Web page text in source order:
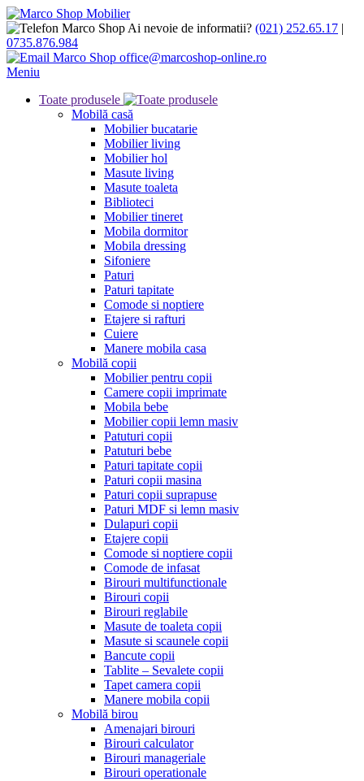
Ai nevoie de informatii? (021) 252.65.17 |
0735.876.984
office@marcoshop-online.ro
Meniu
Toate produsele
Mobilă casă
Mobilier bucatarie
Mobilier living
Mobilier hol
Masute living
Masute toaleta
Biblioteci
Mobilier tineret
Mobila dormitor
Mobila dressing
Sifoniere
Paturi
Paturi tapitate
Comode si noptiere
Etajere si rafturi
Cuiere
Manere mobila casa
Mobilă copii
Mobilier pentru copii
Camere copii imprimate
Mobila bebe
Mobilier copii lemn masiv
Patuturi copii
Patuturi bebe
Paturi tapitate copii
Paturi copii masina
Paturi copii suprapuse
Paturi MDF si lemn masiv
Dulapuri copii
Etajere copii
Comode si noptiere copii
Comode de infasat
Birouri multifunctionale
Birouri copii
Birouri reglabile
Masute de toaleta copii
Masute si scaunele copii
Bancute copii
Tablite – Sevalete copii
Tapet camera copii
Manere mobila copii
Mobilă birou
Amenajari birouri
Birouri calculator
Birouri manageriale
Birouri operationale